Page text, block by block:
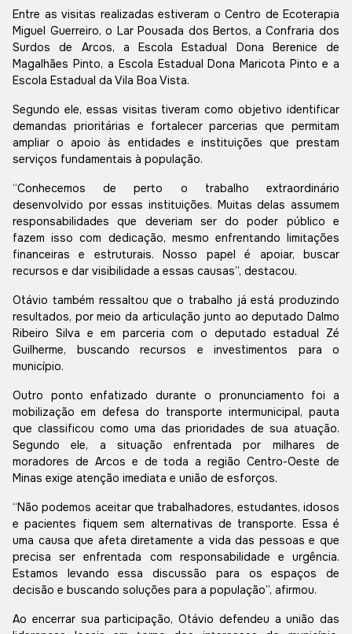
Entre as visitas realizadas estiveram o Centro de Ecoterapia
Miguel Guerreiro, o Lar Pousada dos Bertos, a Confraria dos
Surdos de Arcos, a Escola Estadual Dona Berenice de
Magalhães Pinto, a Escola Estadual Dona Maricota Pinto e a
Escola Estadual da Vila Boa Vista.
Segundo ele, essas visitas tiveram como objetivo identificar
demandas prioritárias e fortalecer parcerias que permitam
ampliar o apoio às entidades e instituições que prestam
serviços fundamentais à população.
“Conhecemos de perto o trabalho extraordinário
desenvolvido por essas instituições. Muitas delas assumem
responsabilidades que deveriam ser do poder público e
fazem isso com dedicação, mesmo enfrentando limitações
financeiras e estruturais. Nosso papel é apoiar, buscar
recursos e dar visibilidade a essas causas”, destacou.
Otávio também ressaltou que o trabalho já está produzindo
resultados, por meio da articulação junto ao deputado Dalmo
Ribeiro Silva e em parceria com o deputado estadual Zé
Guilherme, buscando recursos e investimentos para o
município.
Outro ponto enfatizado durante o pronunciamento foi a
mobilização em defesa do transporte intermunicipal, pauta
que classificou como uma das prioridades de sua atuação.
Segundo ele, a situação enfrentada por milhares de
moradores de Arcos e de toda a região Centro-Oeste de
Minas exige atenção imediata e união de esforços.
“Não podemos aceitar que trabalhadores, estudantes, idosos
e pacientes fiquem sem alternativas de transporte. Essa é
uma causa que afeta diretamente a vida das pessoas e que
precisa ser enfrentada com responsabilidade e urgência.
Estamos levando essa discussão para os espaços de
decisão e buscando soluções para a população”, afirmou.
Ao encerrar sua participação, Otávio defendeu a união das